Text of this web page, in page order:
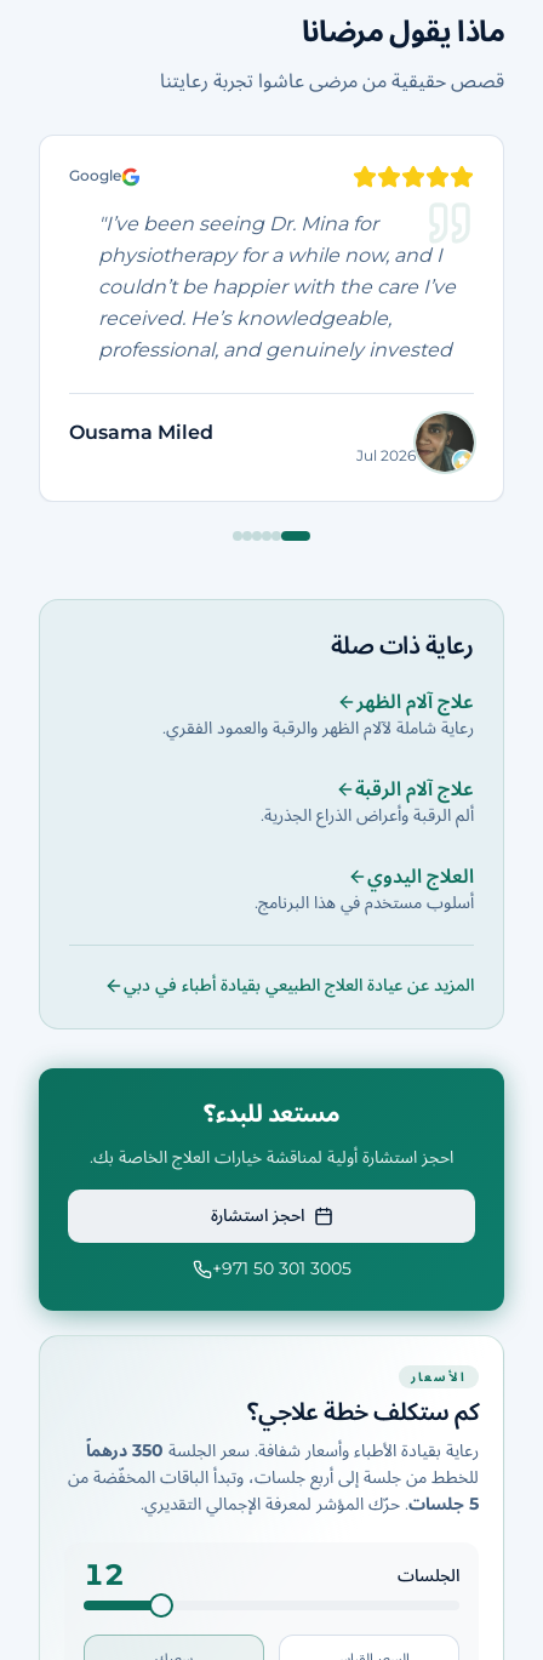
ماذا يقول مرضانا
قصص حقيقية من مرضى عاشوا تجربة رعايتنا
Google
"I’ve been seeing Dr. Mina for
physiotherapy for a while now, and I
couldn’t be happier with the care I’ve
received. He’s knowledgeable,
professional, and genuinely invested
in helping his patients recover. I’ve
seen real improvements in my pain
and mobility, and every session has
recommended to anyone looking for
an excellent physiotherapist. Thank
Ousama Miled
Jul 2026
رعاية ذات صلة
علاج آلام الظهر
رعاية شاملة لآلام الظهر والرقبة والعمود الفقري.
علاج آلام الرقبة
ألم الرقبة وأعراض الذراع الجذرية.
العلاج اليدوي
أسلوب مستخدم في هذا البرنامج.
المزيد عن عيادة العلاج الطبيعي بقيادة أطباء في دبي
مستعد للبدء؟
احجز استشارة أولية لمناقشة خيارات العلاج الخاصة بك.
احجز استشارة
+971 50 301 3005
الأسعار
كم ستكلف خطة علاجي؟
رعاية بقيادة الأطباء وأسعار شفافة. سعر الجلسة350 درهماً
للخطط من جلسة إلى أربع جلسات، وتبدأ الباقات المخفّضة من
5 جلسات . حرّك المؤشر لمعرفة الإجمالي التقديري.
الجلسات 12